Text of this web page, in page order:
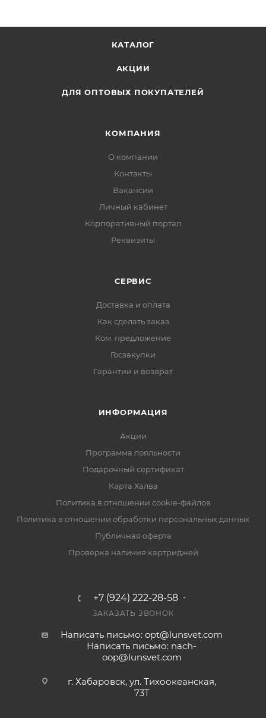
КАТАЛОГ
АКЦИИ
ДЛЯ ОПТОВЫХ ПОКУПАТЕЛЕЙ
КОМПАНИЯ
О компании
Контакты
Вакансии
Личный кабинет
Корпоративный портал
Реквизиты
СЕРВИС
Доставка и оплата
Как сделать заказ
Ком. предложение
Госзакупки
Гарантии и возврат
ИНФОРМАЦИЯ
Акции
Программа лояльности
Подарочный сертификат
Карта Халва
Политика в отношении cookie-файлов
Политика в отношении обработки персональных данных
Публичная оферта
Проверка наличия картриджей
+7 (924) 222-28-58
ЗАКАЗАТЬ ЗВОНОК
Написать письмо: opt@lunsvet.com
Написать письмо: nach-
oop@lunsvet.com
г. Хабаровск, ул. Тихоокеанская,
73Т